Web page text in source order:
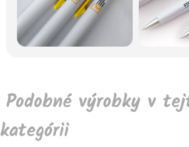
Podobné výrobky v
kategórii